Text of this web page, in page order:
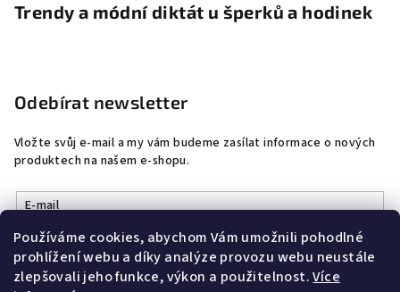
Používáme cookies, abychom Vám umožnili pohodlné
prohlížení webu a díky analýze provozu webu neustále
zlepšovali jeho funkce, výkon a použitelnost.Více
Trendy a módní diktát u šperků a hodinek
Odebírat newsletter
Vložte svůj e-mail a my vám budeme zasílat informace o nových
produktech na našem e-shopu.
E-mail
Vložením e-mailu souhlasíte spodmínkami ochrany osobních
údajů